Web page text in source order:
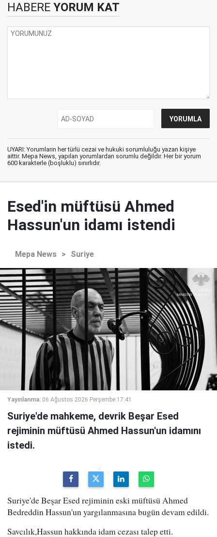
HABERE YORUM KAT
UYARI: Yorumların her türlü cezai ve hukuki sorumluluğu yazan kişiye
aittir. Mepa News, yapılan yorumlardan sorumlu değildir. Her bir yorum
600 karakterle (boşluklu) sınırlıdır.
Esed'in müftüsü Ahmed
Hassun'un idamı istendi
Mepa News > Suriye
Yayınlanma: 06 Ağustos 2026 Perşembe 17:41
Suriye'de mahkeme, devrik Beşar Esed
rejiminin müftüsü Ahmed Hassun'un idamını
istedi.
Suriye'de Beşar Esed rejiminin eski müftüsü Ahmed
Bedreddin Hassun'un yargılanmasına bugün devam edildi.
Savcılık,Hassun hakkında idam cezası talep etti.